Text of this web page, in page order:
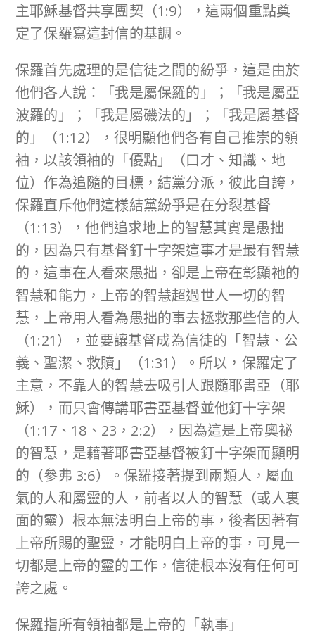
主耶穌基督共享團契（1:9），這兩個重點奠
定了保羅寫這封信的基調。
保羅首先處理的是信徒之間的紛爭，這是由於
他們各人說：「我是屬保羅的」；「我是屬亞
波羅的」；「我是屬磯法的」；「我是屬基督
的」（1:12），很明顯他們各有自己推崇的領
袖，以該領袖的「優點」（口才、知識、地
位）作為追隨的目標，結黨分派，彼此自誇，
保羅直斥他們這樣結黨紛爭是在分裂基督
（1:13），他們追求地上的智慧其實是愚拙
的，因為只有基督釘十字架這事才是最有智慧
的，這事在人看來愚拙，卻是上帝在彰顯祂的
智慧和能力，上帝的智慧超過世人一切的智
慧，上帝用人看為愚拙的事去拯救那些信的人
（1:21），並要讓基督成為信徒的「智慧、公
義、聖潔、救贖」（1:31）。所以，保羅定了
主意，不靠人的智慧去吸引人跟隨耶書亞（耶
穌），而只會傳講耶書亞基督並他釘十字架
（1:17、18、23，2:2），因為這是上帝奧祕
的智慧，是藉著耶書亞基督被釘十字架而顯明
的（參弗 3:6）。保羅接著提到兩類人，屬血
氣的人和屬靈的人，前者以人的智慧（或人裏
面的靈）根本無法明白上帝的事，後者因著有
上帝所賜的聖靈，才能明白上帝的事，可見一
切都是上帝的靈的工作，信徒根本沒有任何可
誇之處。
保羅指所有領袖都是上帝的「執事」